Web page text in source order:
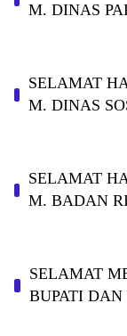
M. DINAS
SELAMAT
M. DINAS
SELAMAT
M. BADAN
SELAMAT
BUPATI